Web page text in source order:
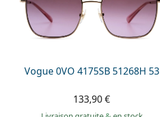
Vogue 0VO 4175SB 51268H 53
133,90 €